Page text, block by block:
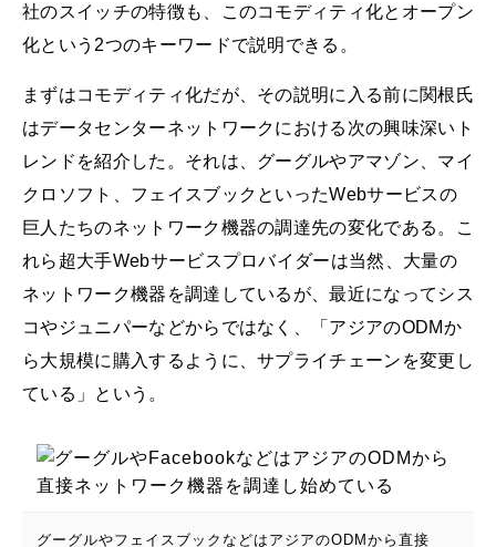
社のスイッチの特徴も、このコモディティ化とオープン
化という2つのキーワードで説明できる。
まずはコモディティ化だが、その説明に入る前に関根氏
はデータセンターネットワークにおける次の興味深いト
レンドを紹介した。それは、グーグルやアマゾン、マイ
クロソフト、フェイスブックといったWebサービスの
巨人たちのネットワーク機器の調達先の変化である。こ
れら超大手Webサービスプロバイダーは当然、大量の
ネットワーク機器を調達しているが、最近になってシス
コやジュニパーなどからではなく、「アジアのODMか
ら大規模に購入するように、サプライチェーンを変更し
ている」という。
グーグルやフェイスブックなどはアジアのODMから直接